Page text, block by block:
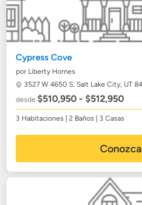
Cypress Cove
por Liberty Homes
3527 W 4650 S,Salt Lake City, UT
desde$510,950 - $512,950
3 Habitaciones | 2 Baños | 3 Casas